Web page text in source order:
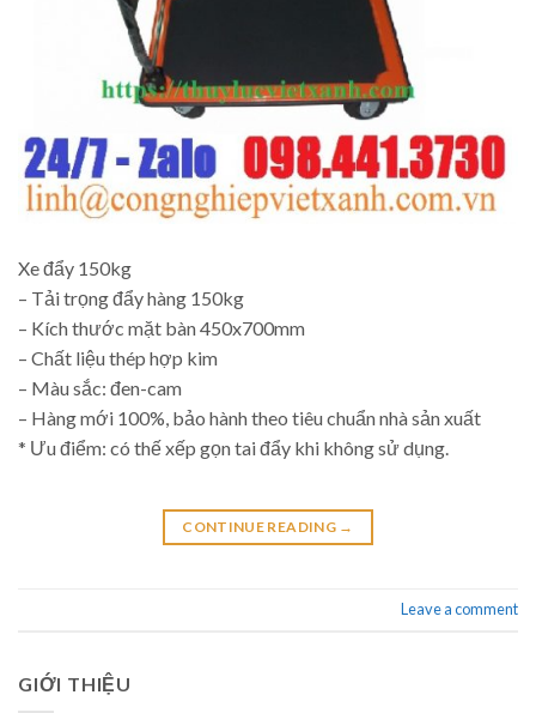
Xe đẩy 150kg
– Tải trọng đẩy hàng 150kg
– Kích thước mặt bàn 450x700mm
– Chất liệu thép hợp kim
– Màu sắc: đen-cam
– Hàng mới 100%, bảo hành theo tiêu chuẩn nhà sản xuất
* Ưu điểm: có thế xếp gọn tai đẩy khi không sử dụng.
CONTINUE READING →
Leave a comment
GIỚI THIỆU